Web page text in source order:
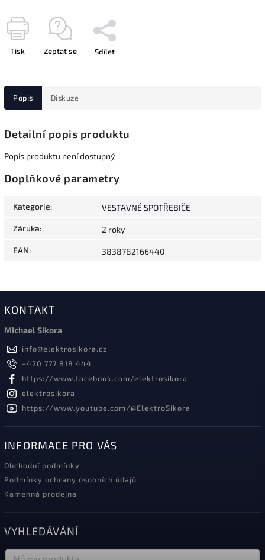
Tisk Zeptat se Sdílet
Popis Diskuze
Detailní popis produktu
Popis produktu není dostupný
Doplňkové parametry
Kategorie: VESTAVNÉ SPOTŘEBIČE
Záruka: 2 roky
EAN: 3838782166440
KONTAKT
Michael Sikora
info@elektrosikora.cz
+420 777 818 444
https://www.facebook.com/elektrosikora
elektrosikora
https://www.youtube.com/@ElektroSikora
INFORMACE PRO VÁS
Obchodní podmínky
Podmínky ochrany osobních údajů
Kamenná prodejna
VYHLEDÁVÁNÍ